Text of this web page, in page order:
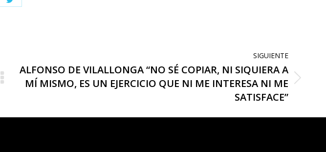
Share
SIGUIENTE
Publicación
ALFONSO DE VILALLONGA “NO SÉ COPIAR, NI SIQUIERA A
MÍ MISMO, ES UN EJERCICIO QUE NI ME INTERESA NI ME
SATISFACE”